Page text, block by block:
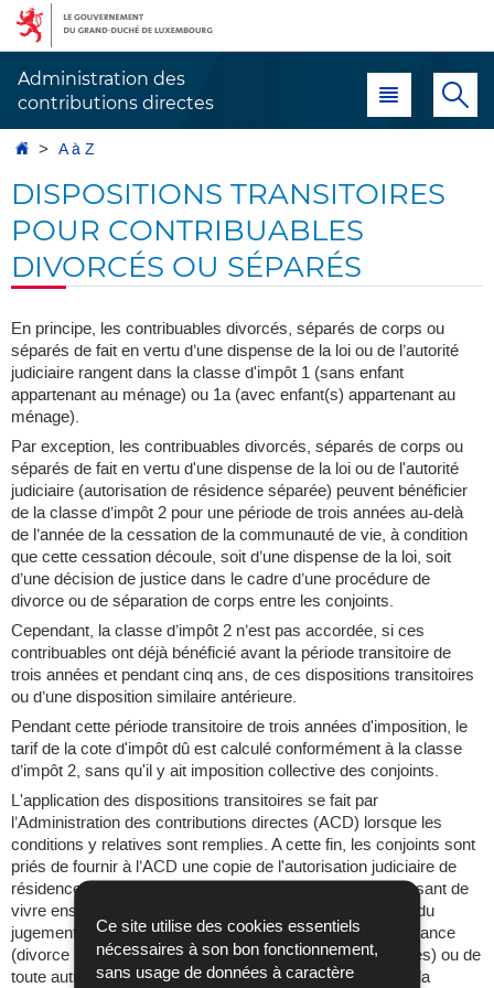
Ce site utilise des cookies essentiels
nécessaires à son bon fonctionnement,
sans usage de données à caractère
Aller
navigation
Aller
au
Administration des
contributions directes
Menu principal
AccueilA à Z
DISPOSITIONS TRANSITOIRES
POUR CONTRIBUABLES
DIVORCÉS OU SÉPARÉS
En principe, les contribuables divorcés, séparés de corps ou
séparés de fait en vertu d’une dispense de la loi ou de l’autorité
judiciaire rangent dans la classe d'impôt 1 (sans enfant
appartenant au ménage) ou 1a (avec enfant(s) appartenant au
ménage).
Par exception, les contribuables divorcés, séparés de corps ou
séparés de fait en vertu d'une dispense de la loi ou de l'autorité
judiciaire (autorisation de résidence séparée) peuvent bénéficier
de la classe d’impôt 2 pour une période de trois années au-delà
de l’année de la cessation de la communauté de vie, à condition
que cette cessation découle, soit d’une dispense de la loi, soit
d’une décision de justice dans le cadre d’une procédure de
divorce ou de séparation de corps entre les conjoints.
Cependant, la classe d’impôt 2 n’est pas accordée, si ces
contribuables ont déjà bénéficié avant la période transitoire de
trois années et pendant cinq ans, de ces dispositions transitoires
ou d’une disposition similaire antérieure.
Pendant cette période transitoire de trois années d'imposition, le
tarif de la cote d'impôt dû est calculé conformément à la classe
d’impôt 2, sans qu'il y ait imposition collective des conjoints.
L'application des dispositions transitoires se fait par
l’Administration des contributions directes (ACD) lorsque les
conditions y relatives sont remplies. A cette fin, les conjoints sont
priés de fournir à l’ACD une copie de l'autorisation judiciaire de
résidence séparée ou du jugement de divorce les dispensant de
vivre ensemble. En principe, l’ACD a besoin d’une copie du
jugement (divorce par consentement mutuel), de l’ordonnance
(divorce pour rupture irrémédiable des relations conjugales) ou de
toute autre décision de justice équivalente. La rupture de la